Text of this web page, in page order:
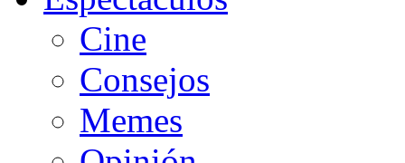
Cine
Consejos
Memes